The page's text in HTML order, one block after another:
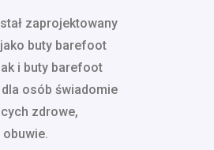
zaprojektowany
buty barefoot
i buty barefoot
osób świadomie
zdrowe,